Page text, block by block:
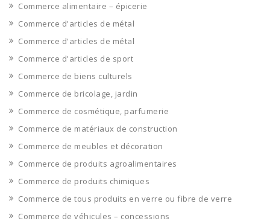
Commerce alimentaire – épicerie
Commerce d'articles de métal
Commerce d'articles de métal
Commerce d'articles de sport
Commerce de biens culturels
Commerce de bricolage, jardin
Commerce de cosmétique, parfumerie
Commerce de matériaux de construction
Commerce de meubles et décoration
Commerce de produits agroalimentaires
Commerce de produits chimiques
Commerce de tous produits en verre ou fibre de verre
Commerce de véhicules – concessions